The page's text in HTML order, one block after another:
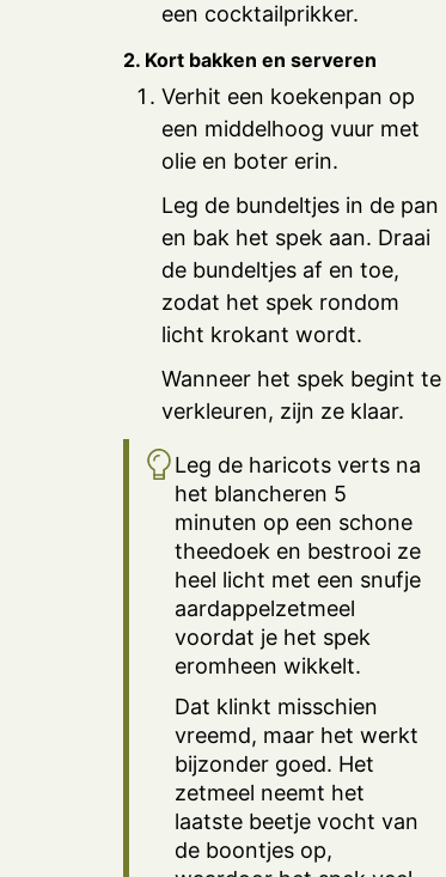
een cocktailprikker.
2. Kort bakken en serveren
Verhit een koekenpan op
een middelhoog vuur met
olie en boter erin.
Leg de bundeltjes in de pan
en bak het spek aan. Draai
de bundeltjes af en toe,
zodat het spek rondom
licht krokant wordt.
Wanneer het spek begint te
verkleuren, zijn ze klaar.
Leg de haricots verts na
het blancheren 5
minuten op een schone
theedoek en bestrooi ze
heel licht met een snufje
aardappelzetmeel
voordat je het spek
eromheen wikkelt.
Dat klinkt misschien
vreemd, maar het werkt
bijzonder goed. Het
zetmeel neemt het
laatste beetje vocht van
de boontjes op,